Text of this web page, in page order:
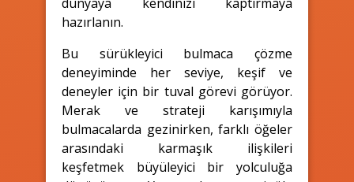
hazırlanın.
Bu sürükleyici bulmaca çözme
deneyiminde her seviye, keşif ve
deneyler için bir tuval görevi görüyor.
Merak ve strateji karışımıyla
bulmacalarda gezinirken, farklı öğeler
arasındaki karmaşık ilişkileri
keşfetmek büyüleyici bir yolculuğa